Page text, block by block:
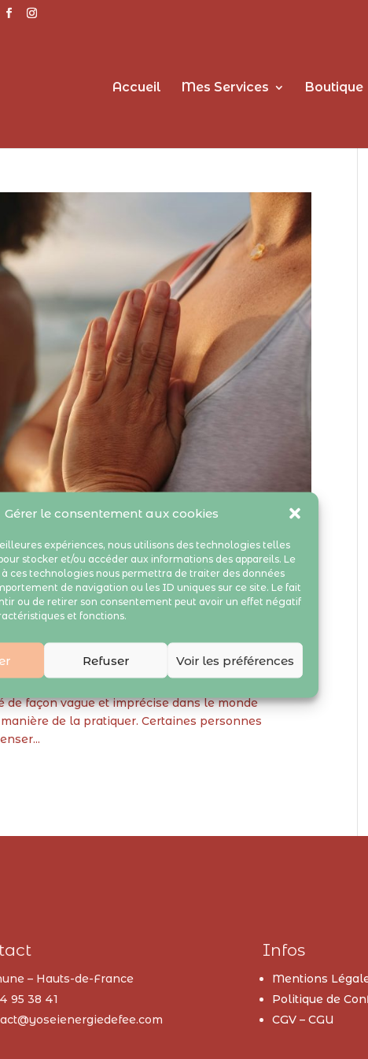
Gérer le consentement aux cookies
expériences, nous utilisons des technologies telles
stocker et/ou accéder aux informations des appareils. Le
ces technologies nous permettra de traiter des données
de navigation ou les ID uniques sur ce site. Le fait
ou de retirer son consentement peut avoir un effet négatif
et fonctions.
Refuser Voir les préférences
Accueil Mes Services Boutique
façon vague et imprécise dans le monde
de la pratiquer. Certaines personnes
– Hauts-de-France
95 38 41
Infos
Mentions
Politique de
CGV – CGU